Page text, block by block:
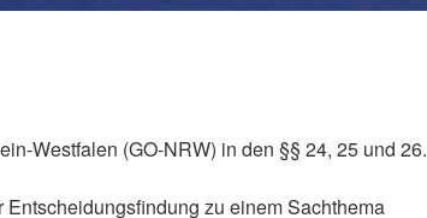
Westfalen (GO-NRW) in den §§ 24, 25 und 26.
zu einem Sachthema